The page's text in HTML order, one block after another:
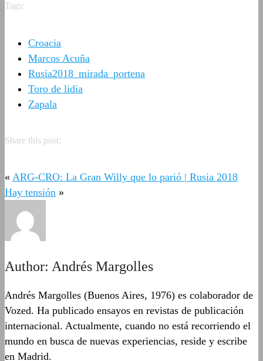
Tags:
Croacia
Marcos Acuña
Rusia2018_mirada_portena
Toro de lidia
Zapala
Share this post:
« ARG-CRO: La Gran Willy que lo parió | Rusia 2018
Hay tensión »
Author: Andrés Margolles
Andrés Margolles (Buenos Aires, 1976) es colaborador de
Vozed. Ha publicado ensayos en revistas de publicación
internacional. Actualmente, cuando no está recorriendo el
mundo en busca de nuevas experiencias, reside y escribe
en Madrid.